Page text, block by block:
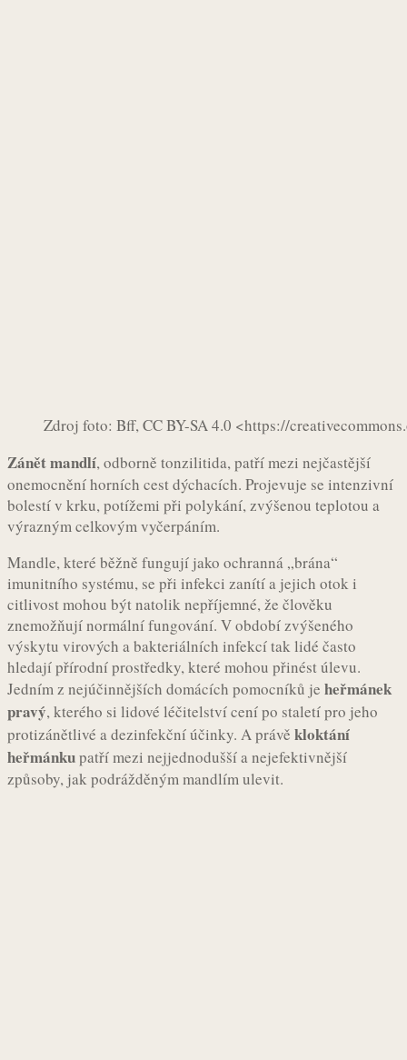
Zdroj foto: Bff, CC BY-SA 4.0 <https://
Zánět mandlí, odborně tonzilitida, patří mezi nejčastější
onemocnění horních cest dýchacích. Projevuje se intenzivní
bolestí v krku, potížemi při polykání, zvýšenou teplotou a
výrazným celkovým vyčerpáním.
Mandle, které běžně fungují jako ochranná „brána“
imunitního systému, se při infekci zanítí a jejich otok i
citlivost mohou být natolik nepříjemné, že člověku
znemožňují normální fungování. V období zvýšeného
výskytu virových a bakteriálních infekcí tak lidé často
hledají přírodní prostředky, které mohou přinést úlevu.
Jedním z nejúčinnějších domácích pomocníků je heřmánek
pravý, kterého si lidové léčitelství cení po staletí pro jeho
protizánětlivé a dezinfekční účinky. A právě kloktání
heřmánkupatří mezi nejjednodušší a nejefektivnější
způsoby, jak podrážděným mandlím ulevit.